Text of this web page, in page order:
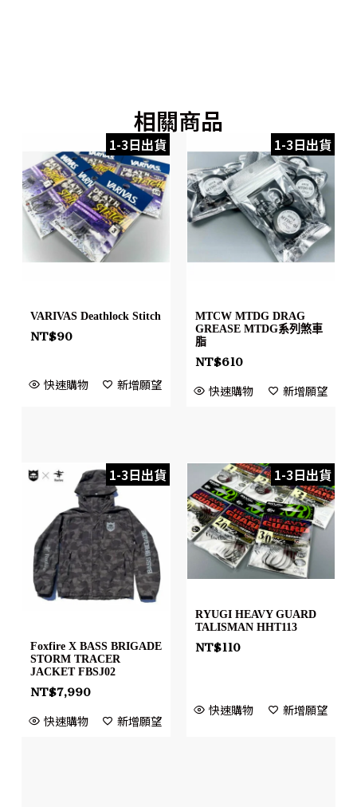
相關商品
1-3日出貨
VARIVAS Deathlock Stitch
NT$90
快速購物 新增願望
1-3日出貨
MTCW MTDG DRAG
GREASE MTDG系列煞車
脂
NT$610
快速購物 新增願望
1-3日出貨
Foxfire X BASS BRIGADE
STORM TRACER
JACKET FBSJ02
NT$7,990
快速購物 新增願望
1-3日出貨
RYUGI HEAVY GUARD
TALISMAN HHT113
NT$110
快速購物 新增願望